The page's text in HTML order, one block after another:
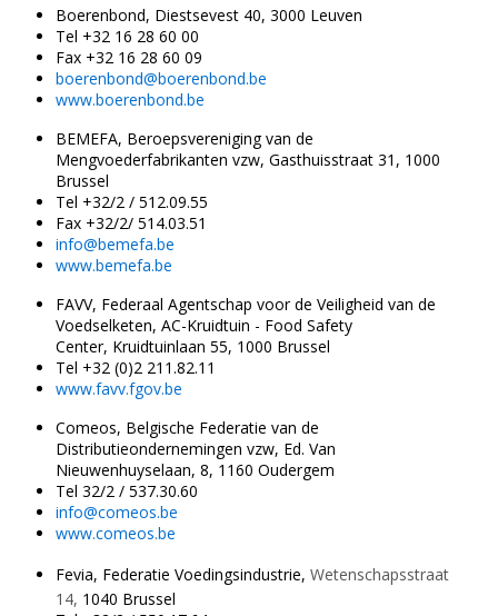
Boerenbond, Diestsevest 40, 3000 Leuven
Tel +32 16 28 60 00
Fax +32 16 28 60 09
boerenbond@boerenbond.be
www.boerenbond.be
BEMEFA, Beroepsvereniging van de
Mengvoederfabrikanten vzw, Gasthuisstraat 31, 1000
Brussel
Tel +32/2 / 512.09.55
Fax +32/2/ 514.03.51
info@bemefa.be
www.bemefa.be
FAVV, Federaal Agentschap voor de Veiligheid van de
Voedselketen, AC-Kruidtuin - Food Safety
Center, Kruidtuinlaan 55, 1000 Brussel
Tel +32 (0)2 211.82.11
www.favv.fgov.be
Comeos, Belgische Federatie van de
Distributieondernemingen vzw, Ed. Van
Nieuwenhuyselaan, 8, 1160 Oudergem
Tel 32/2 / 537.30.60
info@comeos.be
www.comeos.be
Fevia, Federatie Voedingsindustrie, Wetenschapsstraat
14, 1040 Brussel